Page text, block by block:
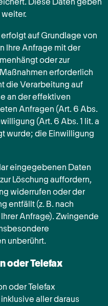
auf Grundlage von
Ihre Anfrage mit der
oder zur
erforderlich
die Verarbeitung auf
an der effektiven
Anfragen (Art. 6 Abs.
(Art. 6 Abs. 1 lit. a
wurde; die Einwilligung
eingegebenen Daten
Löschung auffordern,
widerrufen oder der
entfällt (z. B. nach
Anfrage). Zwingende
unberührt.
oder Telefax
oder Telefax
aller daraus